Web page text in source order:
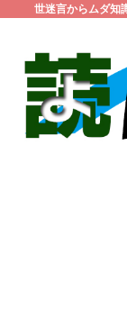
世迷言からムダ知